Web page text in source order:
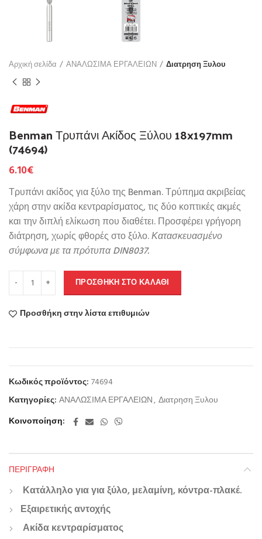
Αρχική σελίδα ΑΝΑΛΩΣΙΜΑ ΕΡΓΑΛΕΙΩΝ Διατρηση Ξυλου
Benman Τρυπάνι Ακίδος Ξύλου 18x197mm
(74694)
6.10€
Τρυπάνι ακίδος για ξύλο της Benman. Τρύπημα ακριβείας
χάρη στην ακίδα κεντραρίσματος, τις δύο κοπτικές ακμές
και την διπλή ελίκωση που διαθέτει. Προσφέρει γρήγορη
διάτρηση, χωρίς φθορές στο ξύλο.Κατασκευασμένο
σύμφωνα με τα πρότυπα DIN8037.
ΠΡΟΣΘΉΚΗ ΣΤΟ ΚΑΛΆΘΙ
Προσθήκη στην λίστα επιθυμιών
Κωδικός προϊόντος: 74694
Κατηγορίες: ΑΝΑΛΩΣΙΜΑ ΕΡΓΑΛΕΙΩΝ, Διατρηση Ξυλου
Κοινοποίηση
ΠΕΡΙΓΡΑΦΉ
Κατάλληλο για για ξύλο, μελαμίνη, κόντρα-πλακέ.
Εξαιρετικής αντοχής
Ακίδα κεντραρίσματος